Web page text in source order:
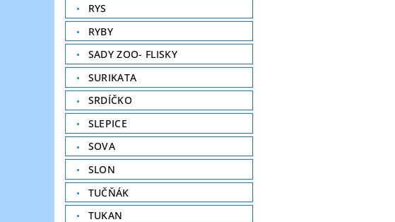
RYS
RYBY
SADY ZOO- FLISKY
SURIKATA
SRDÍČKO
SLEPICE
SOVA
SLON
TUČŇÁK
TUKAN